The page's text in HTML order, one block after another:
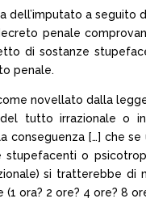
a seguito
penale
di sostanze
penale.
novellato dalla
tutto irrazionale o
[…] che
o
si tratterebbe
ora? 2 ore? 4 ore? 8